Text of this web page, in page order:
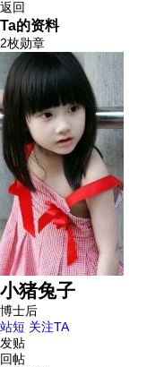
返回
Ta的资料
2枚勋章
小猪兔子
博士后
站短 关注TA
发贴
回帖